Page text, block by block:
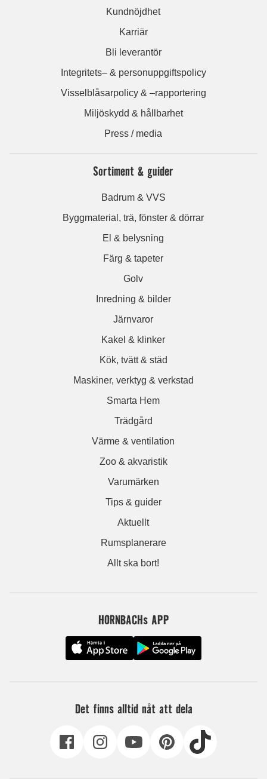
Kundnöjdhet
Karriär
Bli leverantör
Integritets– & personuppgiftspolicy
Visselblåsarpolicy & –rapportering
Miljöskydd & hållbarhet
Press / media
Sortiment & guider
Badrum & VVS
Byggmaterial, trä, fönster & dörrar
El & belysning
Färg & tapeter
Golv
Inredning & bilder
Järnvaror
Kakel & klinker
Kök, tvätt & städ
Maskiner, verktyg & verkstad
Smarta Hem
Trädgård
Värme & ventilation
Zoo & akvaristik
Varumärken
Tips & guider
Aktuellt
Rumsplanerare
Allt ska bort!
HORNBACHs APP
Det finns alltid nåt att dela